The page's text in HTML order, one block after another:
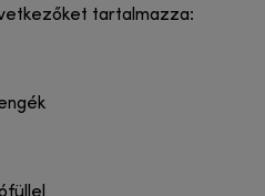
tartalmazza: